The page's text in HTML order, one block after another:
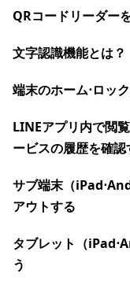
QRコードリーダー
文字認識機能とは？
端末のホーム⋅ロッ
LINEアプリ内で閲
ービスの履歴を確認
サブ端末（
アウトする
タブレット​​（
う